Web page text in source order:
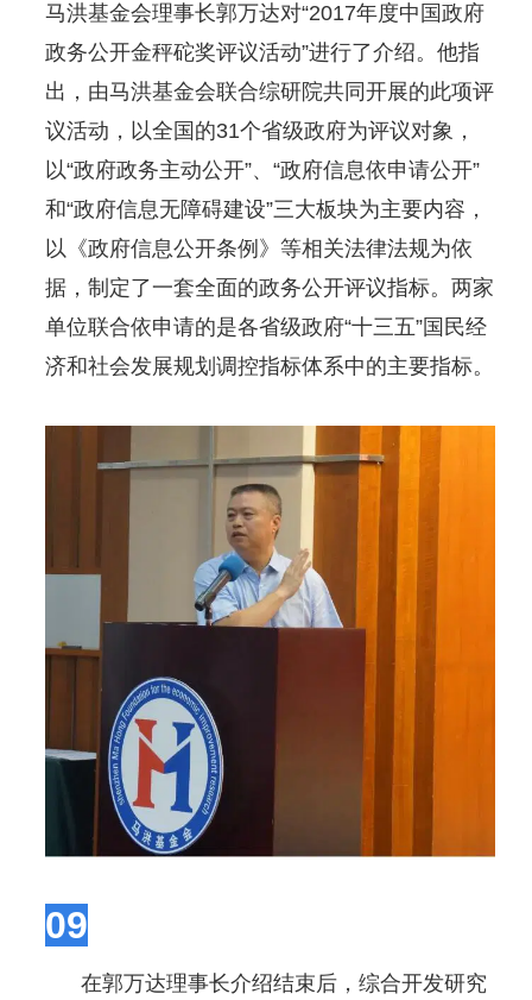
马洪基金会理事长郭万达对“2017年度中国政府
政务公开金秤砣奖评议活动”进行了介绍。他指
出，由马洪基金会联合综研院共同开展的此项评
议活动，以全国的31个省级政府为评议对象，
以“政府政务主动公开”、“政府信息依申请公开”
和“政府信息无障碍建设”三大板块为主要内容，
以《政府信息公开条例》等相关法律法规为依
据，制定了一套全面的政务公开评议指标。两家
单位联合依申请的是各省级政府“十三五”国民经
济和社会发展规划调控指标体系中的主要指标。
09
在郭万达理事长介绍结束后，综合开发研究